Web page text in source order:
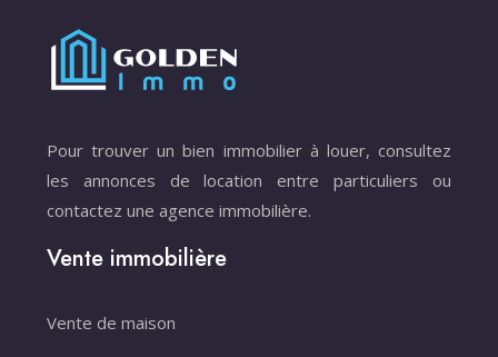
Pour trouver un bien immobilier à louer, consultez
les annonces de location entre particuliers ou
contactez une agence immobilière.
Vente immobilière
Vente de maison